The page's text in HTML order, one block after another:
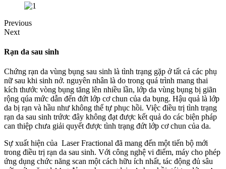
Previous
Next
Rạn da sau sinh
Chứng rạn da vùng bụng sau sinh là tình trạng gặp ở tất cả các phụ
nữ sau khi sinh nở. nguyên nhân là do trong quá trình mang thai
kích thước vòng bụng tăng lên nhiều lần, lớp da vùng bụng bị giãn
rộng qúa mức dẫn đến đứt lớp cơ chun của da bụng. Hậu quả là lớp
da bị rạn và hầu như không thể tự phục hồi. Việc điều trị tình trạng
rạn da sau sinh trứơc đây không đạt được kết quả do các biện pháp
can thiệp chưa giải quyết được tình trạng đứt lớp cơ chun của da.
Sự xuất hiện của Laser Fractional đã mang đến một tiến bộ mới
trong điều trị rạn da sau sinh. Với công nghệ vi điểm, máy cho phép
ứng dụng chức năng scan một cách hữu ích nhất, tác động đủ sâu